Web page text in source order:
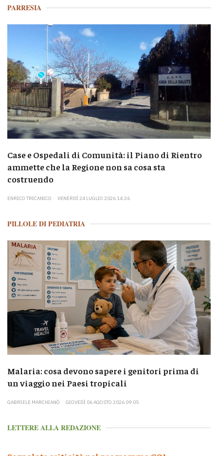
PARRESIA
Case e Ospedali di Comunità: il Piano di Rientro
ammette che la Regione non sa cosa sta
costruendo
ENRICO TRICANICO VENERDÌ 24 LUGLIO 2026 14:26
PILLOLE DI PEDIATRIA
Malaria: cosa devono sapere i genitori prima di
un viaggio nei Paesi tropicali
GABRIELE MARCHIANÒ GIOVEDÌ 06 AGOSTO 2026 09:05
LETTERE ALLA REDAZIONE